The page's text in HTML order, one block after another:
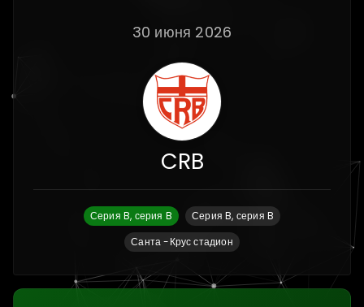
30 июня 2026
CRB
Серия B, серия B
Серия B, серия B
Санта -Крус стадион